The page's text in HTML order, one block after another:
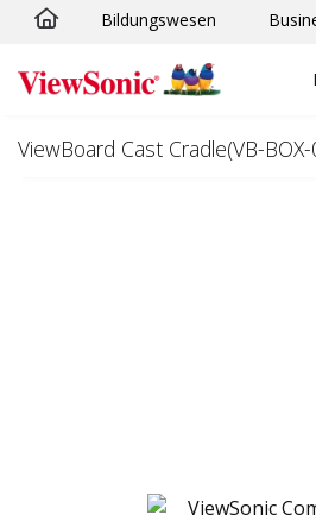
Skip to main content
Bildungswesen
ViewBoard Cast Cradle(VB-